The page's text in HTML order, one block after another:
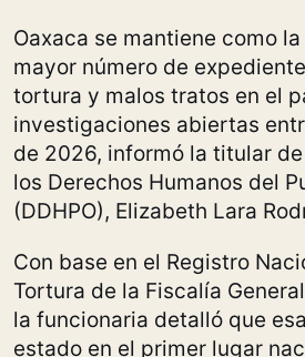
Oaxaca se mantiene como
mayor número de
tortura y malos tratos en el
investigaciones abiertas
de 2026, informó la titular
los Derechos Humanos del
(DDHPO), Elizabeth Lara
Con base en el Registro
Tortura de la Fiscalía
la funcionaria detalló que
estado en el primer lugar